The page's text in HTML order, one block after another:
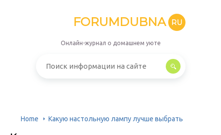
FORUMDUBNA RU
Онлайн-журнал о домашнем уюте
Home Какую настольную лампу лучше выбрать